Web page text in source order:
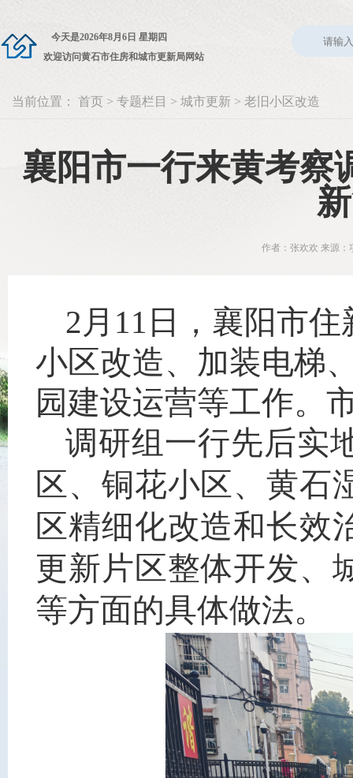
今天是2026年8月6日 星期四
欢迎访问黄石市住房和城市更新局网站
当前位置： 首页 > 专题栏目 > 城市更新 > 老旧小区改造
襄阳市一行来黄考察
作者：张欢欢 来源
2月11日，襄阳市
小区改造、加装电梯
园建设运营等工作。
调研组一行先后实
区、铜花小区、黄石
区精细化改造和长效
更新片区整体开发、
等方面的具体做法。